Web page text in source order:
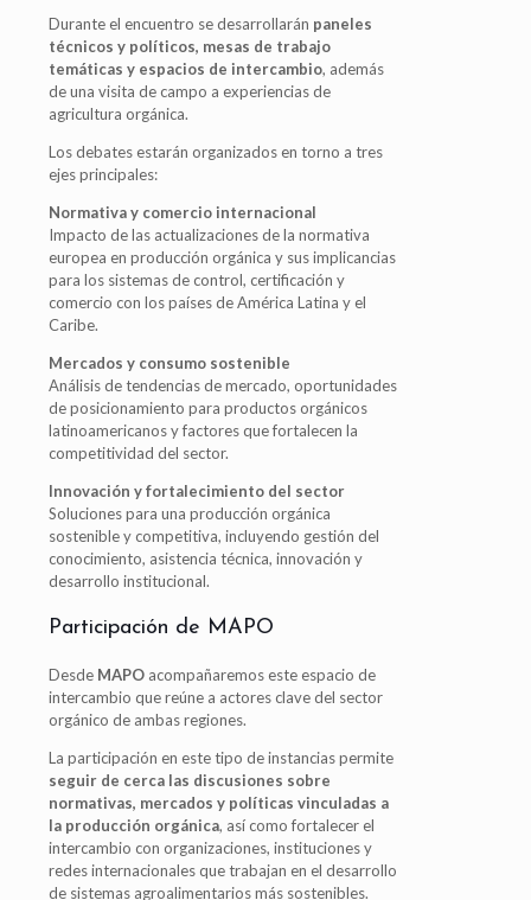
Durante el encuentro se desarrollarán paneles
técnicos y políticos, mesas de trabajo
temáticas y espacios de intercambio, además
de una visita de campo a experiencias de
agricultura orgánica.
Los debates estarán organizados en torno a tres
ejes principales:
Normativa y comercio internacional
Impacto de las actualizaciones de la normativa
europea en producción orgánica y sus implicancias
para los sistemas de control, certificación y
comercio con los países de América Latina y el
Caribe.
Mercados y consumo sostenible
Análisis de tendencias de mercado, oportunidades
de posicionamiento para productos orgánicos
latinoamericanos y factores que fortalecen la
competitividad del sector.
Innovación y fortalecimiento del sector
Soluciones para una producción orgánica
sostenible y competitiva, incluyendo gestión del
conocimiento, asistencia técnica, innovación y
desarrollo institucional.
Participación de MAPO
Desde MAPO acompañaremos este espacio de
intercambio que reúne a actores clave del sector
orgánico de ambas regiones.
La participación en este tipo de instancias permite
seguir de cerca las discusiones sobre
normativas, mercados y políticas vinculadas a
la producción orgánica, así como fortalecer el
intercambio con organizaciones, instituciones y
redes internacionales que trabajan en el desarrollo
de sistemas agroalimentarios más sostenibles.